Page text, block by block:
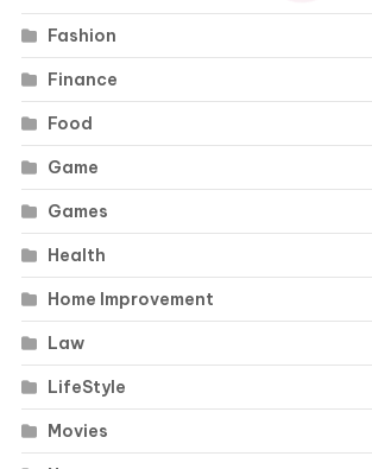
Fashion
Finance
Food
Game
Games
Health
Home Improvement
Law
LifeStyle
Movies